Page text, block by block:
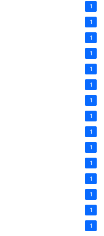
1
1
1
1
1
1
1
1
1
1
1
1
1
1
1